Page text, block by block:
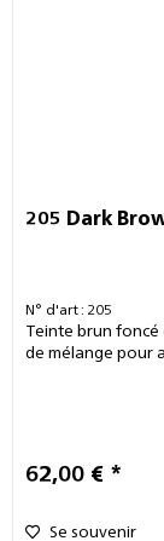
205 Dark
N° d'art : 205
Teinte brun foncé
de mélange pour
62,00 € *
Se souvenir